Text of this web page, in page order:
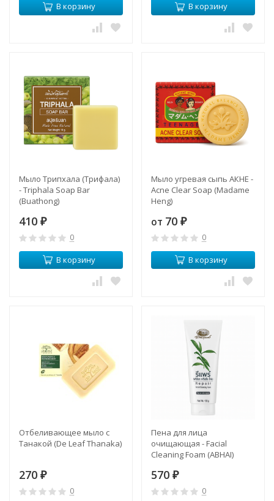
В корзину В корзину
Мыло Трипхала (Трифала)
- Triphala Soap Bar
(Buathong)
410 ₽
0
В корзину
Мыло угревая сыпь АКНЕ -
Acne Clear Soap (Madame
Heng)
от 70 ₽
0
В корзину
Отбеливающее мыло с
Танакой (De Leaf Thanaka)
270 ₽
0
Пена для лица
очищающая - Facial
Cleaning Foam (ABHAI)
570 ₽
0